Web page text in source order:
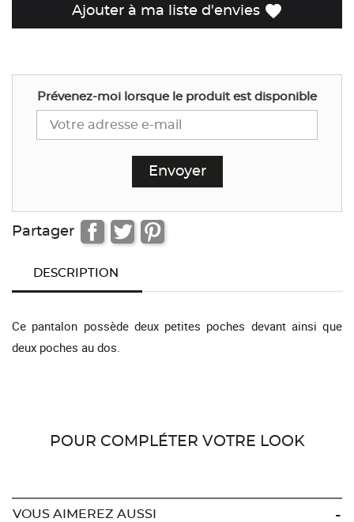
Ajouter à ma liste d'envies favorite
Prévenez-moi lorsque le produit est disponible
Partager
DESCRIPTION
Ce pantalon possède deux petites poches devant ainsi que
deux poches au dos.
POUR COMPLÉTER VOTRE LOOK
VOUS AIMEREZ AUSSI